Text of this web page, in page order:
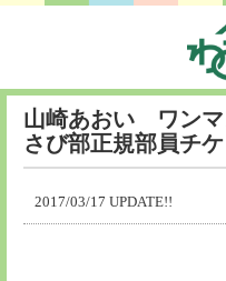
山崎あおい ワン
さび部正規部員チ
2017/03/17 UPDATE!!